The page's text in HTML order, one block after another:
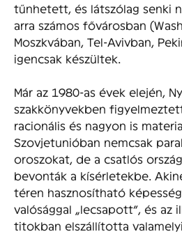
tűnhetett, és látszólag senki
arra számos fővárosban
Moszkvában, Tel-Avivban,
igencsak készültek.
Már az 1980-as évek elején,
szakkönyvekben
racionális és nagyon is
Szovjetunióban nemcsak
oroszokat, de a csatlós
bevonták a kísérletekbe.
téren hasznosítható
valósággal „lecsapott”, és az
titokban elszállította